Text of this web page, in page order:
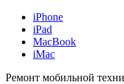
iPhone
iPad
MacBook
iMac
Ремонт мобильной